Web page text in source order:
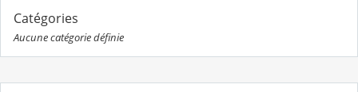
Catégories
Aucune catégorie définie